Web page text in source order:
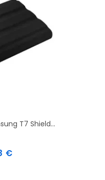
T7 Shield...
€